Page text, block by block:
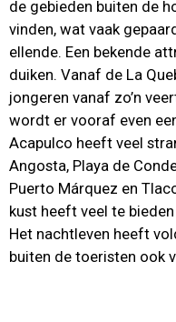
de gebieden buiten de
vinden, wat vaak
ellende. Een bekende
duiken. Vanaf de La
jongeren vanaf zo’n
wordt er vooraf even
Acapulco heeft veel
Angosta, Playa de
Puerto Márquez en
kust heeft veel te
Het nachtleven heeft
buiten de toeristen ook